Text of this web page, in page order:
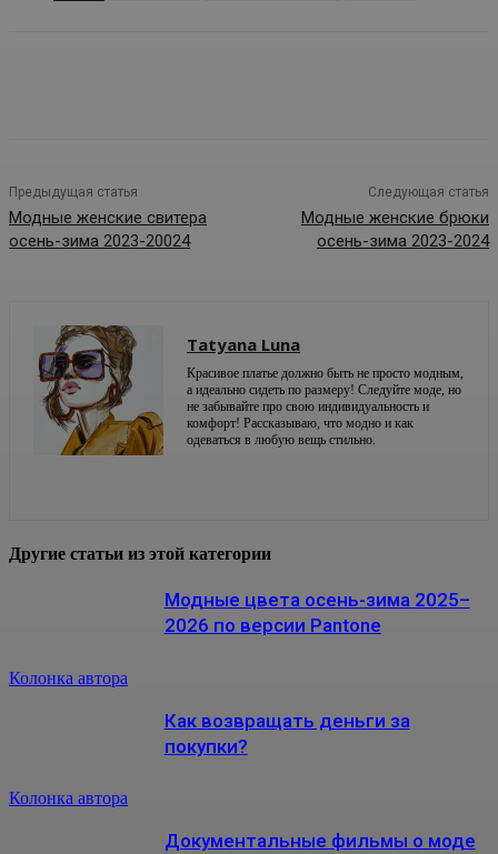
Предыдущая статья
Модные женские свитера
осень-зима 2023-20024
Следующая статья
Модные женские брюки
осень-зима 2023-2024
Tatyana Luna
Красивое платье должно быть не просто модным,
а идеально сидеть по размеру! Следуйте моде, но
не забывайте про свою индивидуальность и
комфорт! Рассказываю, что модно и как
одеваться в любую вещь стильно.
Другие статьи из этой категории
Колонка автора
Модные цвета осень-зима 2025–
2026 по версии Pantone
Колонка автора
Как возвращать деньги за
покупки?
Документальные фильмы о моде